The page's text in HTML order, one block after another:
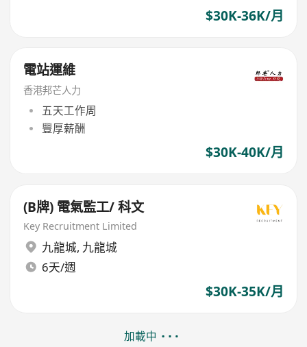
$30K-36K/月
電站運維
香港邦芒人力
五天工作周
豐厚薪酬
$30K-40K/月
(B牌) 電氣監工/ 科文
Key Recruitment Limited
九龍城, 九龍城
6天/週
$30K-35K/月
加載中